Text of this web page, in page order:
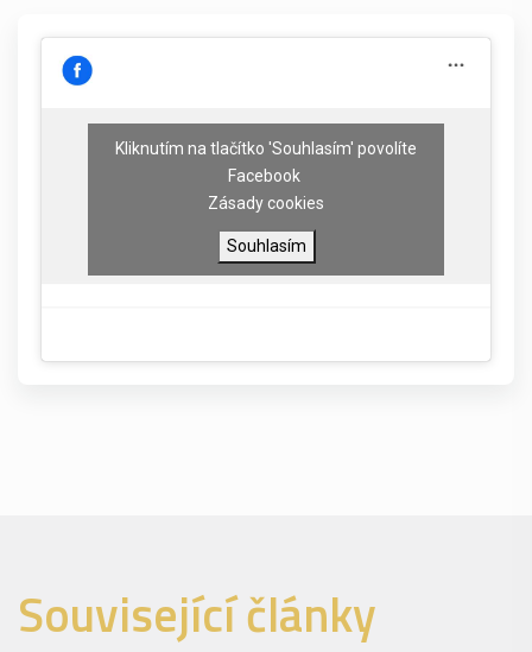
Kliknutím na tlačítko 'Souhlasím' povolíte
Facebook
Zásady cookies
Souhlasím
Související články